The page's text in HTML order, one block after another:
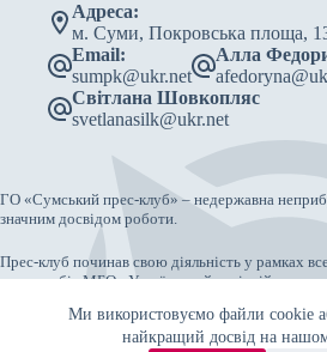
Ми використовуємо файли cookie
найкращий досвід на
Адреса:
м. Суми, Покровська площа,
Email:
sumpk@ukr.net
Алла
Світлана Шовкопляс
svetlanasilk@ukr.net
ГО «Сумський прес-клуб» – недержавна
значним досвідом роботи.
Прес-клуб починав свою діяльність у рамках
прес-клубів МБО «Український освітній центр
Як самостійна ГО зареєстрований 18 серпня
Copyright © 2026 - Сумський